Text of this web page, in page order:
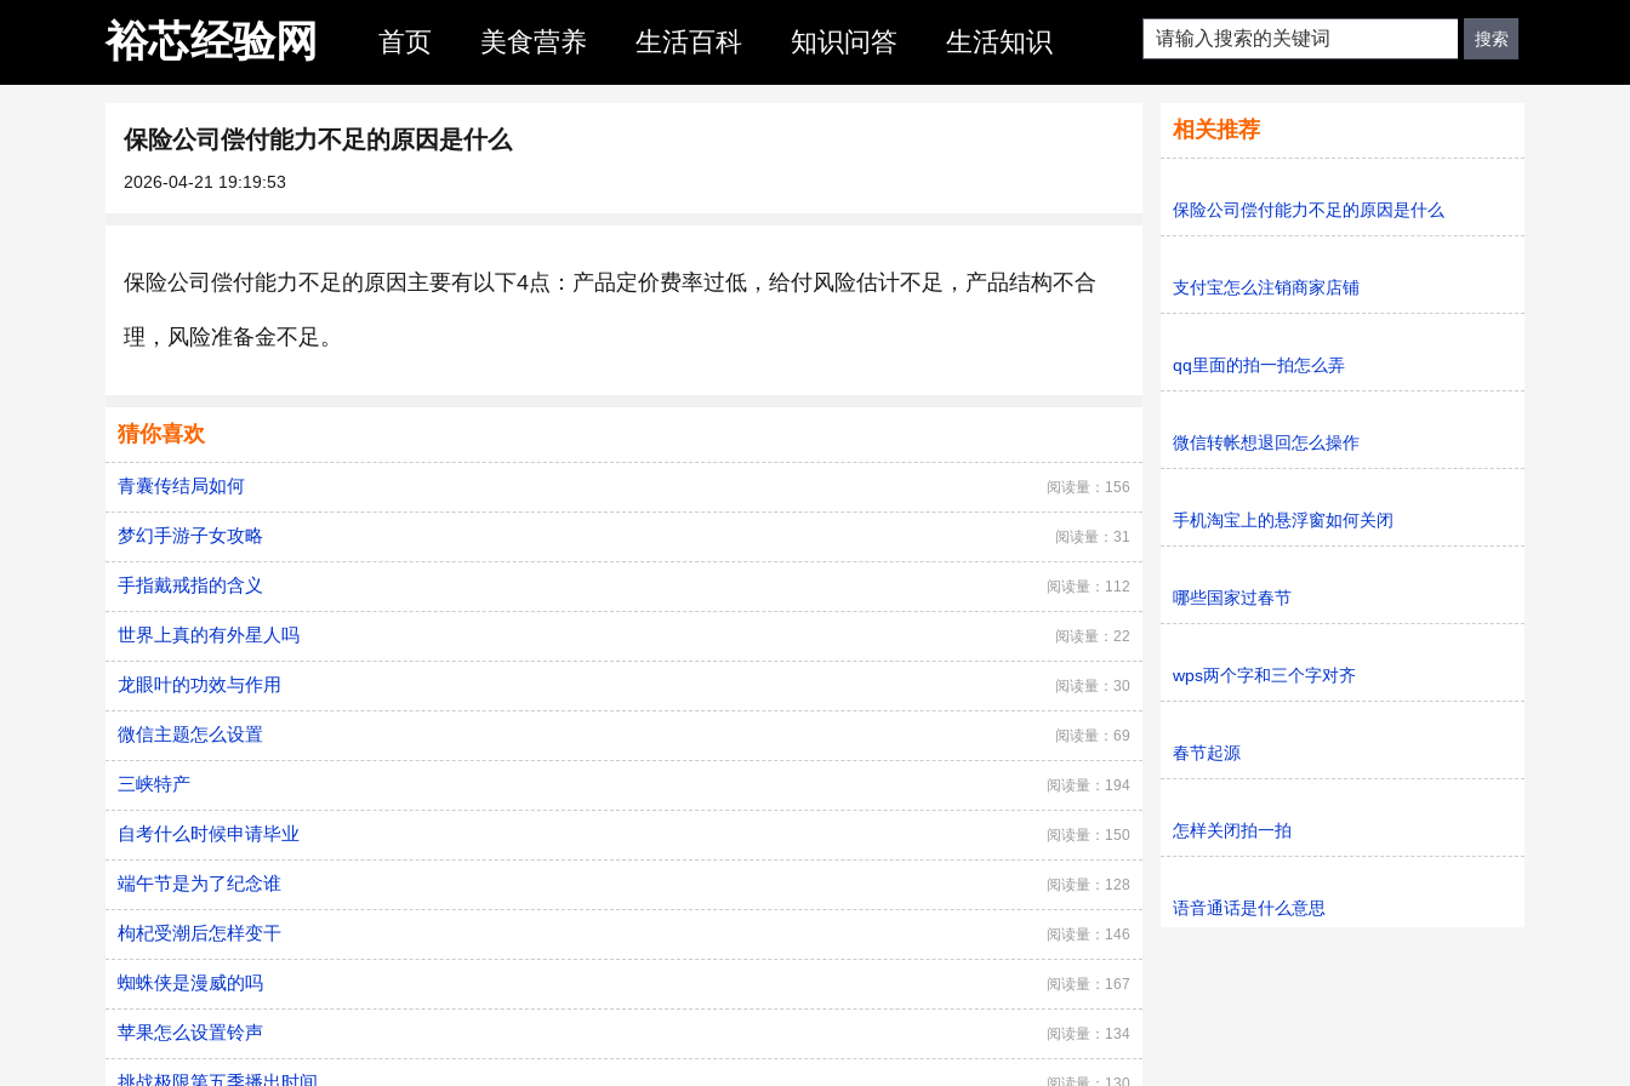
裕芯经验网 首页 美食营养 生活百科 知识问答 生活知识
保险公司偿付能力不足的原因是什么
2026-04-21 19:19:53
保险公司偿付能力不足的原因主要有以下4点：产品定价费率过低，给付风险估计不足，产品结构不合
理，风险准备金不足。
猜你喜欢
青囊传结局如何 阅读量：156
梦幻手游子女攻略 阅读量：31
手指戴戒指的含义 阅读量：112
世界上真的有外星人吗 阅读量：22
龙眼叶的功效与作用 阅读量：30
微信主题怎么设置 阅读量：69
三峡特产 阅读量：194
自考什么时候申请毕业 阅读量：150
端午节是为了纪念谁 阅读量：128
枸杞受潮后怎样变干 阅读量：146
蜘蛛侠是漫威的吗 阅读量：167
苹果怎么设置铃声 阅读量：134
挑战极限第五季播出时间
相关推荐
保险公司偿付能力不足的原因是什么
支付宝怎么注销商家店铺
qq里面的拍一拍怎么弄
微信转帐想退回怎么操作
手机淘宝上的悬浮窗如何关闭
哪些国家过春节
wps两个字和三个字对齐
春节起源
怎样关闭拍一拍
语音通话是什么意思